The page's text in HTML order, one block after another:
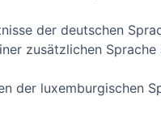
der deutschen
zusätzlichen
der luxemburgischen